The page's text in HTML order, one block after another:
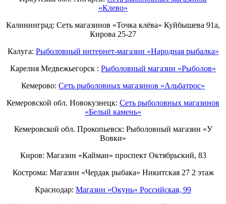
«Клево»
Калининград: Сеть магазинов «Точка клёва» Куйбышева 91а,
Кирова 25-27
Калуга: Рыболовный интернет-магазин «Народная рыбалка»
Карелия Медвежьегорск : Рыболовный магазин «Рыболов»
Кемерово: Сеть рыболовных магазинов «Альбатрос»
Кемеровской обл. Новокузнецк: Сеть рыболовных магазинов
«Белый камень»
Кемеровской обл. Прокопьевск: Рыболовный магазин «У
Вовки»
Киров: Магазин «Кайман» проспект Октябрьский, 83
Кострома: Магазин «Чердак рыбака» Никитская 27 2 этаж
Краснодар: Магазин «Окунь» Российская, 99